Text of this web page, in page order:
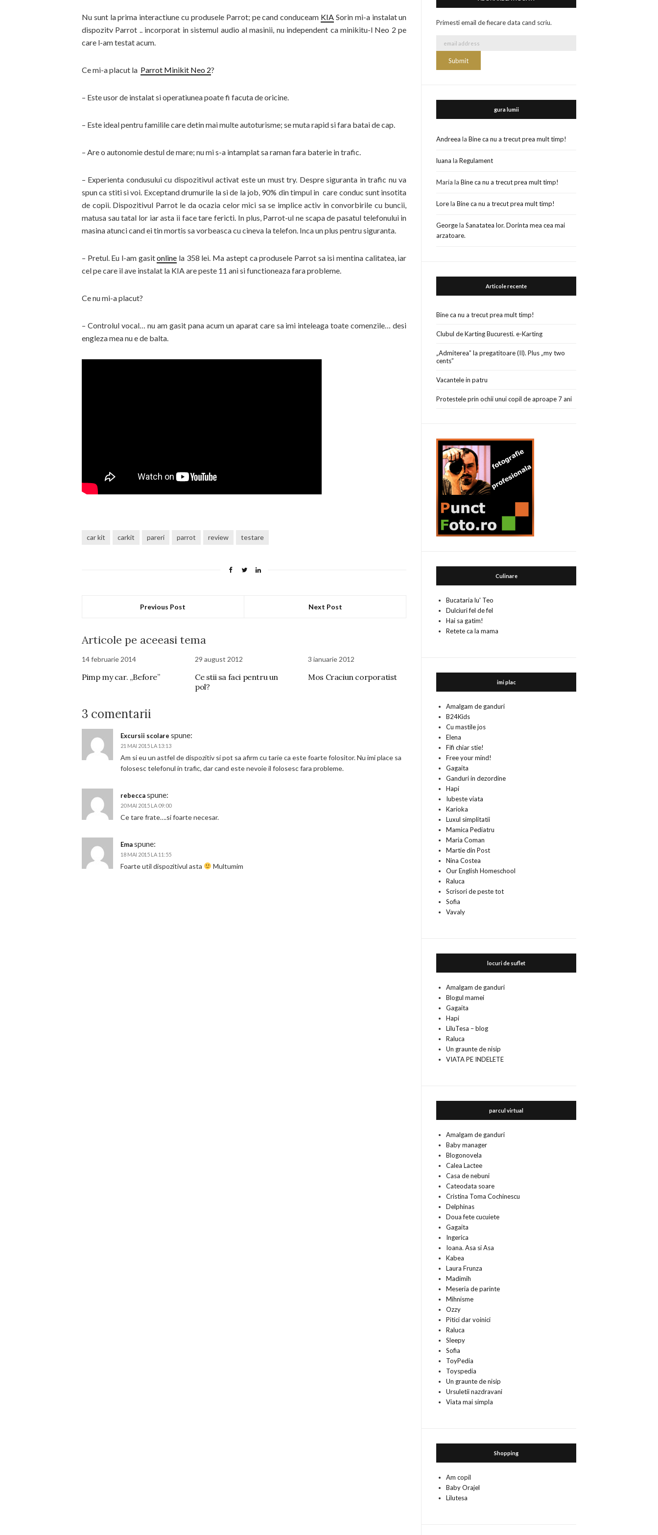
Nu sunt la prima interactiune cu produsele Parrot; pe cand conduceam KIA Sorin mi-a instalat un
dispozitv Parrot .. incorporat in sistemul audio al masinii, nu independent ca minikitu-l Neo 2 pe
care l-am testat acum.
Ce mi-a placut la Parrot Minikit Neo 2?
– Este usor de instalat si operatiunea poate fi facuta de oricine.
– Este ideal pentru familile care detin mai multe autoturisme; se muta rapid si fara batai de cap.
– Are o autonomie destul de mare; nu mi s-a intamplat sa raman fara baterie in trafic.
– Experienta condusului cu dispozitivul activat este un must try. Despre siguranta in trafic nu va
spun ca stiti si voi. Exceptand drumurile la si de la job, 90% din timpul in care conduc sunt insotita
de copii. Dispozitivul Parrot le da ocazia celor mici sa se implice activ in convorbirile cu buncii,
matusa sau tatal lor iar asta ii face tare fericti. In plus, Parrot-ul ne scapa de pasatul telefonului in
masina atunci cand ei tin mortis sa vorbeasca cu cineva la telefon. Inca un plus pentru siguranta.
– Pretul. Eu l-am gasitonline la 358 lei. Ma astept ca produsele Parrot sa isi mentina calitatea, iar
cel pe care il ave instalat la KIA are peste 11 ani si functioneaza fara probleme.
Ce nu mi-a placut?
– Controlul vocal… nu am gasit pana acum un aparat care sa imi inteleaga toate comenzile… desi
engleza mea nu e de balta.
car kit carkit pareri parrot review testare
Previous Post Next Post
Articole pe aceeasi tema
14 februarie 2014
Pimp my car. „Before”
29 august 2012
Ce stii sa faci pentru un
pol?
3 ianuarie 2012
Mos Craciun corporatist
3 comentarii
Excursii scolare spune:
21 MAI 2015 LA 13:13
Am si eu un astfel de dispozitiv si pot sa afirm cu tarie ca este foarte folositor. Nu imi place sa
folosesc telefonul in trafic, dar cand este nevoie il folosesc fara probleme.
rebeccaspune:
20 MAI 2015 LA 09:00
Ce tare frate….si foarte necesar.
Emaspune:
18 MAI 2015 LA 11:55
Foarte util dispozitivul asta Multumim
Primesti email de fiecare data cand scriu.
gura lumii
Andreea laBine ca nu a trecut prea mult timp!
luana laRegulament
Maria laBine ca nu a trecut prea mult timp!
LorelaBine ca nu a trecut prea mult timp!
GeorgelaSanatatea lor. Dorinta mea cea mai
arzatoare.
Articole recente
Bine ca nu a trecut prea mult timp!
Clubul de Karting Bucuresti. e-Karting
„Admiterea” la pregatitoare (II). Plus „my two
cents”
Vacantele in patru
Protestele prin ochii unui copil de aproape 7 ani
Culinare
Bucataria lu' Teo
Dulciuri fel de fel
Hai sa gatim!
Retete ca la mama
imi plac
Amalgam de ganduri
B24Kids
Cu mastile jos
Elena
Fifi chiar stie!
Free your mind!
Gagaita
Ganduri in dezordine
Hapi
Iubeste viata
Karioka
Luxul simplitatii
Mamica Pediatru
Maria Coman
Martie din Post
Nina Costea
Our English Homeschool
Raluca
Scrisori de peste tot
Sofia
Vavaly
locuri de suflet
Amalgam de ganduri
Blogul mamei
Gagaita
Hapi
LiluTesa – blog
Raluca
Un graunte de nisip
VIATA PE INDELETE
parcul virtual
Amalgam de ganduri
Baby manager
Blogonovela
Calea Lactee
Casa de nebuni
Cateodata soare
Cristina Toma Cochinescu
Delphinas
Doua fete cucuiete
Gagaita
Ingerica
Ioana. Asa si Asa
Kabea
Laura Frunza
Madimih
Meseria de parinte
Mihnisme
Ozzy
Pitici dar voinici
Raluca
Sleepy
Sofia
ToyPedia
Toyspedia
Un graunte de nisip
Ursuletii nazdravani
Viata mai simpla
Shopping
Am copil
Baby Orajel
Lilutesa